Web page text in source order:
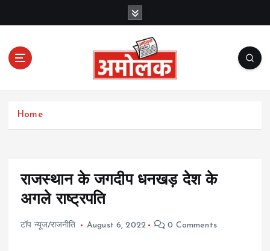
c
Amolak News
Home
राजस्थान के जगदीप धनखड़ देश के
अगले राष्ट्रपति
टॉप न्यूज/राजनीति August 6, 2022 0 Comments